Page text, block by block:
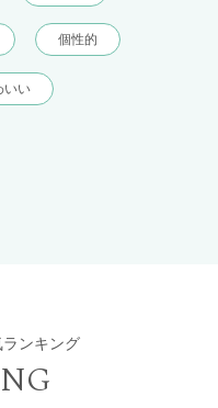
個性的
いい
ンキング